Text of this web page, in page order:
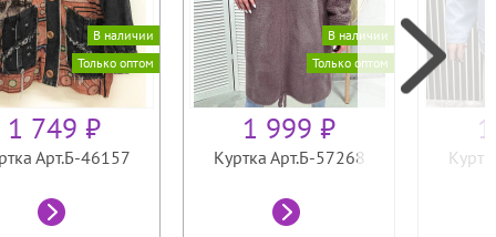
В наличии
Только оптом
1 749 ₽
Арт.Б-46157
В наличии
Только оптом
1 999 ₽
Куртка Арт.Б-57268